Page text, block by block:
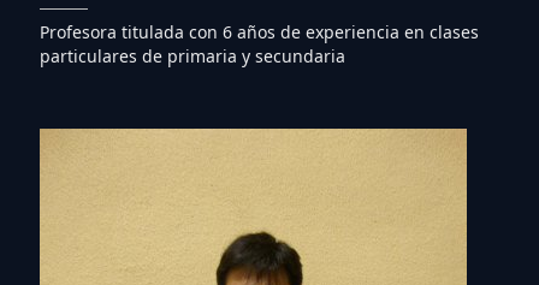
Profesora titulada con 6 años de experiencia en clases
particulares de primaria y secundaria